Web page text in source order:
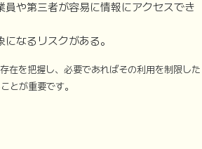
や第三者が容易に情報にアクセスでき
なるリスクがある。
在を把握し、必要であればその利用を制限した
とが重要です。